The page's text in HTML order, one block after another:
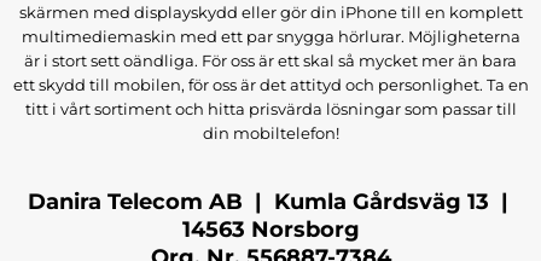
skärmen med displayskydd eller gör din iPhone till en komplett
multimediemaskin med ett par snygga hörlurar. Möjligheterna
är i stort sett oändliga. För oss är ett skal så mycket mer än bara
ett skydd till mobilen, för oss är det attityd och personlighet. Ta en
titt i vårt sortiment och hitta prisvärda lösningar som passar till
din mobiltelefon!
Danira Telecom AB | Kumla Gårdsväg 13 |
14563 Norsborg